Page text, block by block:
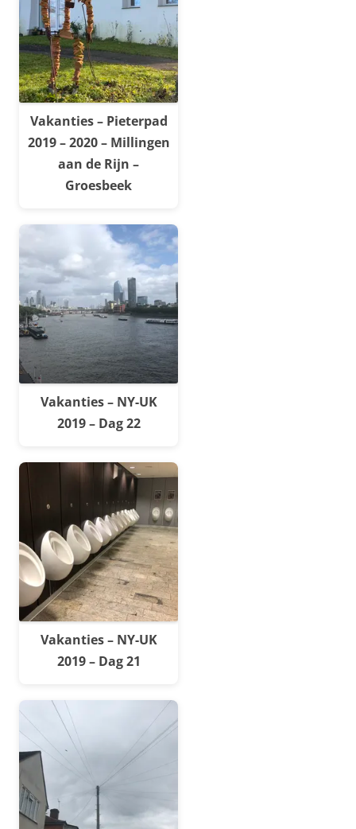
Vakanties – Pieterpad
2019 – 2020 – Millingen
aan de Rijn –
Groesbeek
Vakanties – NY-UK
2019 – Dag 22
Vakanties – NY-UK
2019 – Dag 21